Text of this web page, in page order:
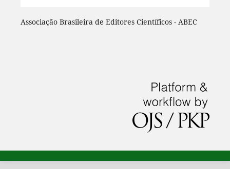
Associação Brasileira de Editores Científicos - ABEC